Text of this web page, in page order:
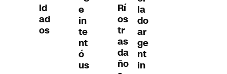
ld
ad
os
e
in
te
nt
ó
us
Rí
os
tr
as
da
ño
la
do
ar
ge
nt
in